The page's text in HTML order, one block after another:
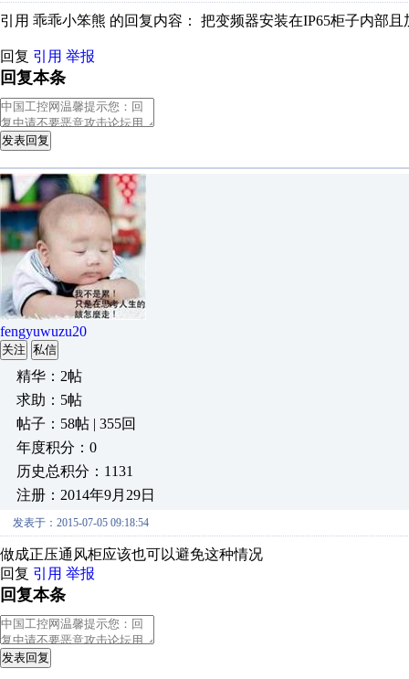
引用 乖乖小笨熊 的回复内容： 把变频器安装在IP65柜子内部
回复 引用 举报
回复本条
发表回复
fengyuwuzu20
关注 私信
精华：2帖
求助：5帖
帖子：58帖 | 355回
年度积分：0
历史总积分：1131
注册：2014年9月29日
发表于：2015-07-05 09:18:54
做成正压通风柜应该也可以避免这种情况
回复 引用 举报
回复本条
发表回复